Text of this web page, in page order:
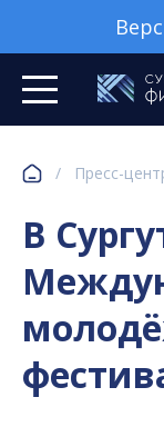
/ Пресс-
В